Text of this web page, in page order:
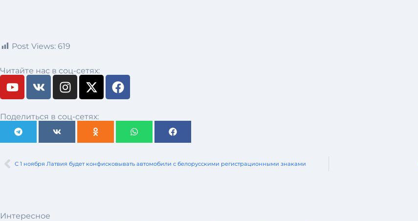
Post Views: 619
Читайте нас в соц-сетях:
Поделиться в соц-сетях:
С 1 ноября Латвия будет конфисковывать автомобили с белорусскими регистрационными знаками
Интересное